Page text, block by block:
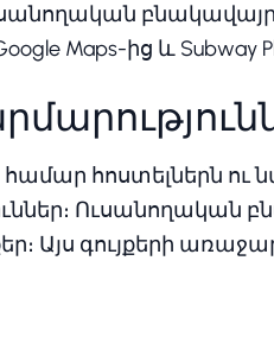
Maps-ից և Subway
հոստելներն ու
Ուսանողական
Այս գույքերի